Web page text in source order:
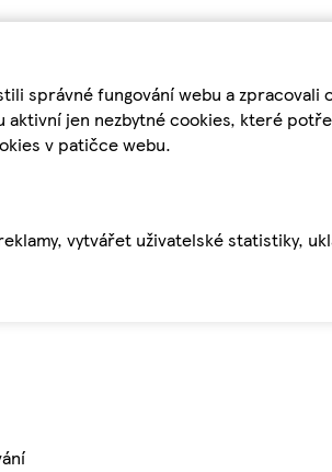
správné fungování webu a
jen nezbytné cookies, které
v patičce webu.
vytvářet uživatelské statistiky,